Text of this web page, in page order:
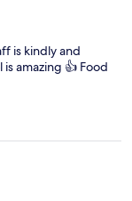
is kindly and
amazing 👍 Food